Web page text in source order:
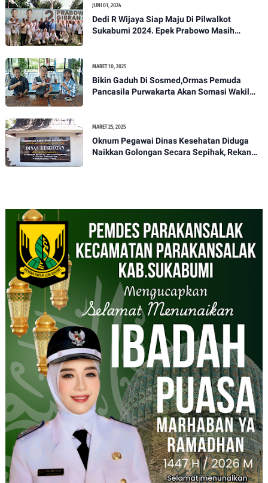
JUNI 01, 2024
Dedi R Wijaya Siap Maju Di Pilwalkot
Sukabumi 2024. Epek Prabowo Masih
MARET 10, 2025
Bikin Gaduh Di Sosmed,Ormas Pemuda
Pancasila Purwakarta Akan Somasi Wakil
MARET 25, 2025
Oknum Pegawai Dinas Kesehatan Diduga
Naikkan Golongan Secara Sepihak, Rekan